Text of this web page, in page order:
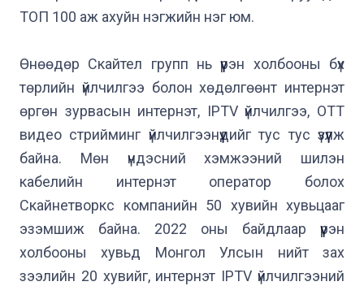
ТОП 100 аж ахуйн нэгжийн нэг юм.
Өнөөдөр Скайтел групп нь үүрэн холбооны бүх
төрлийн үйлчилгээ болон хөдөлгөөнт интернэт
өргөн зурвасын интернэт, IPTV үйлчилгээ, OTT
видео стрийминг үйлчилгээнүүдийг тус тус үзүүлж
байна. Мөн үндэсний хэмжээний шилэн
кабелийн интернэт оператор болох
Скайнетворкс компанийн 50 хувийн хувьцааг
эзэмшиж байна. 2022 оны байдлаар үүрэн
холбооны хувьд Монгол Улсын нийт зах
зээлийн 20 хувийг, интернэт IPTV үйлчилгээний